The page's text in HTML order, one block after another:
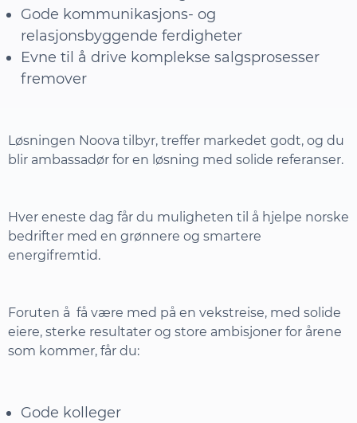
Gode kommunikasjons- og
relasjonsbyggende ferdigheter
Evne til å drive komplekse salgsprosesser
fremover
Løsningen Noova tilbyr, treffer markedet godt, og du
blir ambassadør for en løsning med solide referanser.
Hver eneste dag får du muligheten til å hjelpe norske
bedrifter med en grønnere og smartere
energifremtid.
Foruten å få være med på en vekstreise, med solide
eiere, sterke resultater og store ambisjoner for årene
som kommer, får du:
Gode kolleger